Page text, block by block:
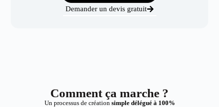
Demander un devis gratuit
Comment ça marche ?
Un processus de création simple délégué à 100%